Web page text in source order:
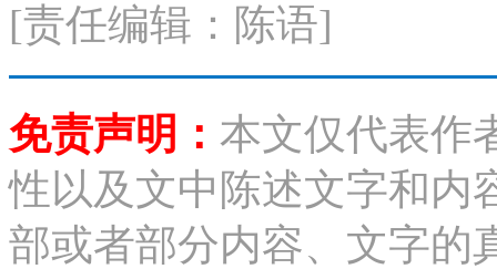
[责任编辑：陈语]
免责声明： 本文仅代表作
性以及文中陈述文字和内
部或者部分内容、文字的